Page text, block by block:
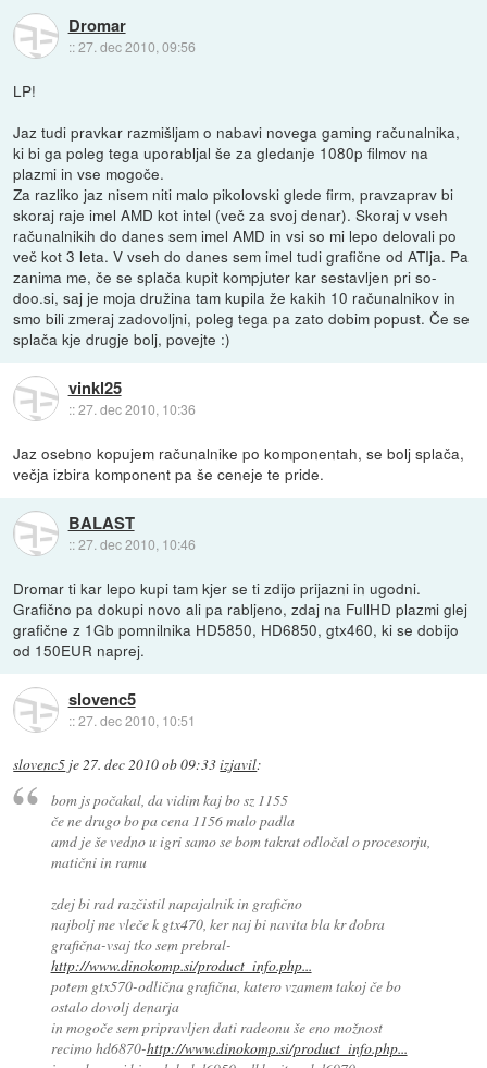
Dromar
::27. dec 2010, 09:56
LP!
Jaz tudi pravkar razmišljam o nabavi novega gaming računalnika,
ki bi ga poleg tega uporabljal še za gledanje 1080p filmov na
plazmi in vse mogoče.
Za razliko jaz nisem niti malo pikolovski glede firm, pravzaprav bi
skoraj raje imel AMD kot intel (več za svoj denar). Skoraj v vseh
računalnikih do danes sem imel AMD in vsi so mi lepo delovali po
več kot 3 leta. V vseh do danes sem imel tudi grafične od ATIja. Pa
zanima me, če se splača kupit kompjuter kar sestavljen pri so-
doo.si, saj je moja družina tam kupila že kakih 10 računalnikov in
smo bili zmeraj zadovoljni, poleg tega pa zato dobim popust. Če se
splača kje drugje bolj, povejte :)
vinkl25
::27. dec 2010, 10:36
Jaz osebno kopujem računalnike po komponentah, se bolj splača,
večja izbira komponent pa še ceneje te pride.
BALAST
::27. dec 2010, 10:46
Dromar ti kar lepo kupi tam kjer se ti zdijo prijazni in ugodni.
Grafično pa dokupi novo ali pa rabljeno, zdaj na FullHD plazmi glej
grafične z 1Gb pomnilnika HD5850, HD6850, gtx460, ki se dobijo
od 150EUR naprej.
slovenc5
::27. dec 2010, 10:51
slovenc5 je27. dec 2010 ob 09:33izjavil:
bom js počakal, da vidim kaj bo sz 1155
če ne drugo bo pa cena 1156 malo padla
amd je še vedno u igri samo se bom takrat odločal o procesorju,
matični in ramu
zdej bi rad razčistil napajalnik in grafično
najbolj me vleče k gtx470, ker naj bi navita bla kr dobra
grafična-vsaj tko sem prebral-
http://www.dinokomp.si/product_info.php...
potem gtx570-odlična grafična, katero vzamem takoj če bo
ostalo dovolj denarja
in mogoče sem pripravljen dati radeonu še eno možnost
recimo hd6870-http://www.dinokomp.si/product_info.php...